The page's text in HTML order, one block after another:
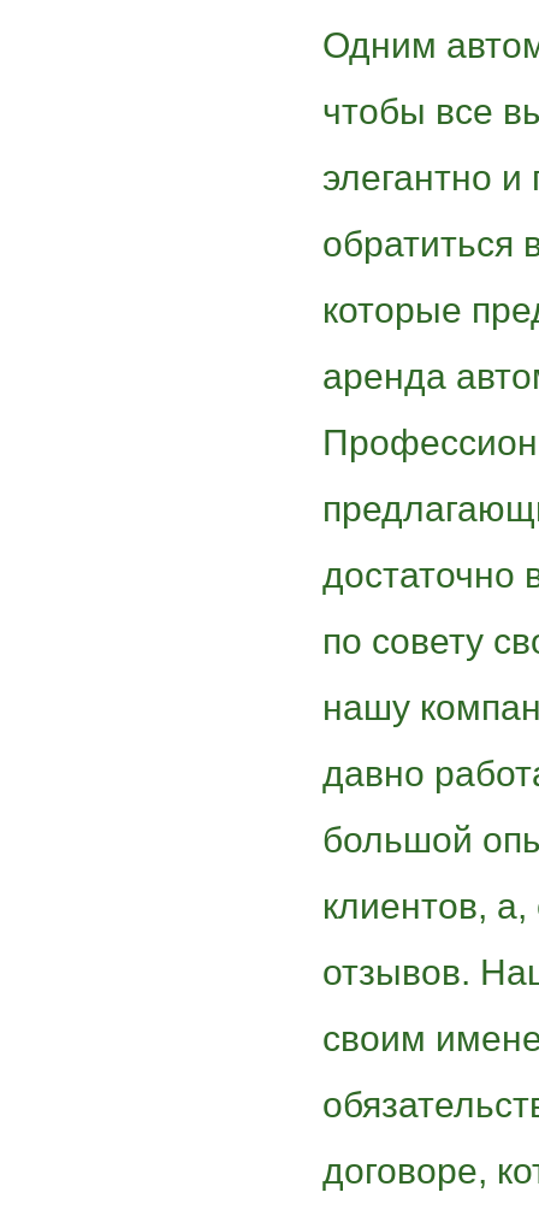
Одним
чтобы все
элегантно
обратиться
которые
аренда
достаточно
по совету
нашу
давно
большой
клиентов,
отзывов.
своим
договоре,